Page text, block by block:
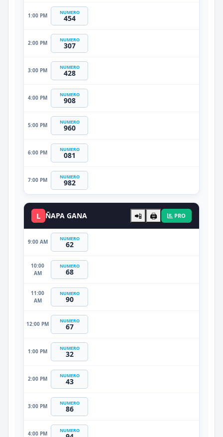
1:00 PM NUMERO
454
2:00 PM NUMERO
307
3:00 PM NUMERO
428
4:00 PM NUMERO
908
5:00 PM NUMERO
960
6:00 PM NUMERO
081
7:00 PM NUMERO
982
L ÑAPA GANA 📲 🖨️ PRO
9:00 AM NUMERO
62
10:00
AM
NUMERO
68
11:00
AM
NUMERO
90
12:00 PM NUMERO
67
1:00 PM NUMERO
32
2:00 PM NUMERO
43
3:00 PM NUMERO
86
4:00 PM NUMERO